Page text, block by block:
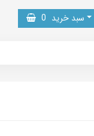
سبد خرید 0